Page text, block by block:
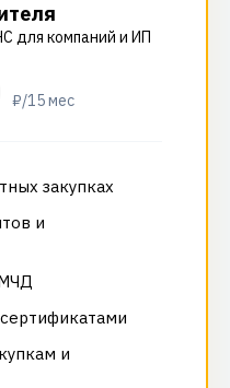
для компаний и ИП
₽/15 мес
закупках
и
и